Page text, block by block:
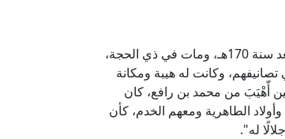
الإمام الحافظ الحجة القدوة محمد بن رافع بن أبي زيد، واسمه سابور، ولد بعد سنة 170هـ، ومات في ذي الحجة،
تصانيفهم، وكانت له هيبة ومكانة
أّهْيَبَ من محمد بن رافع، كان
الطاهرية ومعهم الخدم، كأن
له".